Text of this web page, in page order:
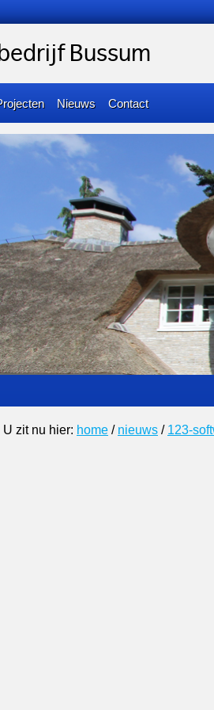
Bussum
Nieuws Contact
U zit nu hier: home / nieuws / 123-